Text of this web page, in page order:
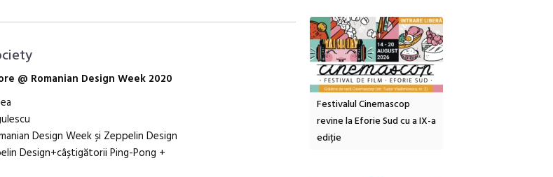
@ Romanian Design Week 2020
Design Week și Zeppelin Design
Design+câștigătorii Ping-Pong +
Festivalul Cinemascop
revine la Eforie Sud cu a IX-a
ediție